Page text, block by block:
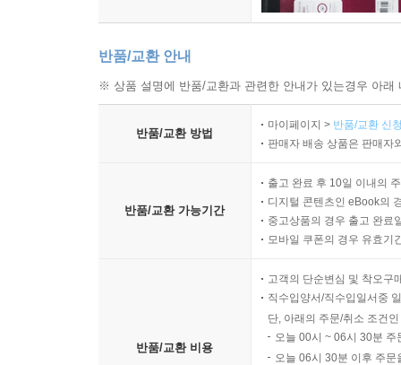
반품/교환 안내
※ 상품 설명에 반품/교환과 관련한 안내가 있는경우 아
반품/교환 방법
마이페이지 > 반품/교환 신
판매자 배송 상품은 판매자
반품/교환 가능기간
출고 완료 후 10일 이내의
디지털 콘텐츠인 eBook의
중고상품의 경우 출고 완료
모바일 쿠폰의 경우 유효기
반품/교환 비용
고객의 단순변심 및 착오구
직수입양서/직수입일서중
단, 아래의 주문/취소 조건
오늘 00시 ~ 06시 30분
오늘 06시 30분 이후 주